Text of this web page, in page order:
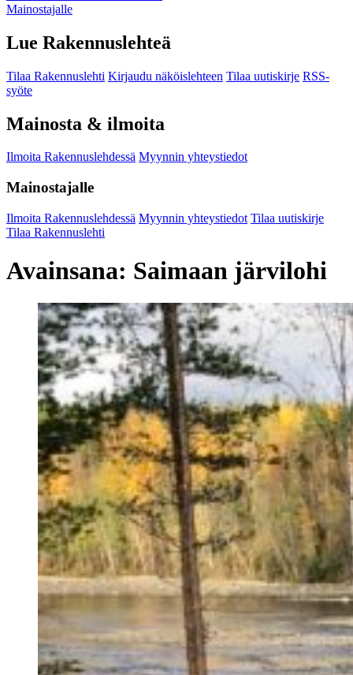
Mainostajalle
Lue Rakennuslehteä
Tilaa Rakennuslehti Kirjaudu näköislehteen Tilaa uutiskirje RSS-
syöte
Mainosta & ilmoita
Ilmoita Rakennuslehdessä Myynnin yhteystiedot
Mainostajalle
Ilmoita Rakennuslehdessä Myynnin yhteystiedot Tilaa uutiskirje
Tilaa Rakennuslehti
Avainsana: Saimaan järvilohi